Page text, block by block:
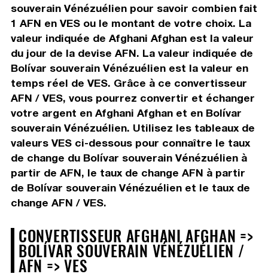
souverain Vénézuélien pour savoir combien fait
1 AFN en VES ou le montant de votre choix. La
valeur indiquée de Afghani Afghan est la valeur
du jour de la devise AFN. La valeur indiquée de
Bolívar souverain Vénézuélien est la valeur en
temps réel de VES. Grâce à ce convertisseur
AFN / VES, vous pourrez convertir et échanger
votre argent en Afghani Afghan et en Bolívar
souverain Vénézuélien. Utilisez les tableaux de
valeurs VES ci-dessous pour connaître le taux
de change du Bolívar souverain Vénézuélien à
partir de AFN, le taux de change AFN à partir
de Bolívar souverain Vénézuélien et le taux de
change AFN / VES.
CONVERTISSEUR AFGHANI AFGHAN =>
BOLÍVAR SOUVERAIN VÉNÉZUÉLIEN /
AFN => VES